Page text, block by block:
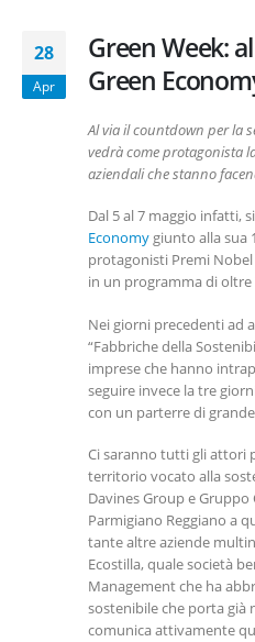
28
Apr
Green Week:
Green
Al via il countdown per la
vedrà come protagonista
aziendali che stanno
Dal 5 al 7 maggio infatti,
Economy giunto alla sua
protagonisti Premi Nobel
in un programma di oltre
Nei giorni precedenti ad
“Fabbriche della
imprese che hanno
seguire invece la tre
con un parterre di
Ci saranno tutti gli attori
territorio vocato alla
Davines Group e Gruppo
Parmigiano Reggiano a
tante altre aziende
Ecostilla, quale società
Management che ha
sostenibile che porta già
comunica attivamente